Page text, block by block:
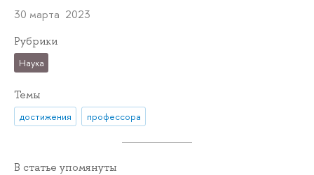
30 марта 2023
Рубрики
Наука
Темы
достижения профессора
В статье упомянуты